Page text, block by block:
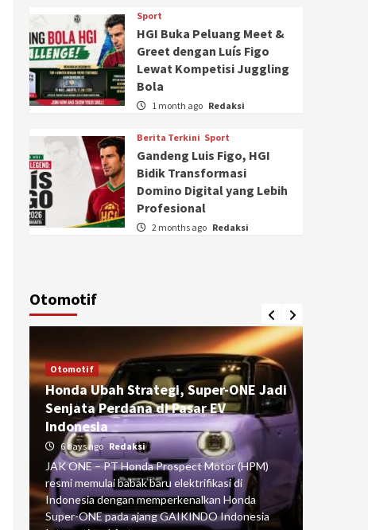
Sport
HGI Buka Peluang Meet &
Greet dengan Luís Figo
Lewat Kompetisi Juggling
Bola
1 month ago Redaksi
Berita Terkini Sport
Gandeng Luis Figo, HGI
Bidik Transformasi
Domino Digital yang Lebih
Profesional
2 months ago Redaksi
Otomotif
Otomotif
Honda Ubah Strategi, Super-ONE Jadi
Senjata Perdana di Pasar EV
Indonesia
6 days ago Redaksi
JAK ONE – PT Honda Prospect Motor (HPM)
resmi memulai babak baru elektrifikasi di
Indonesia dengan memperkenalkan Honda
Super-ONE pada ajang GAIKINDO Indonesia